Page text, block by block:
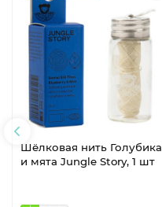
Шёлковая нить Голубика
и мята Jungle Story, 1 шт